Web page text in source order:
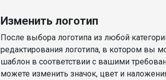
Изменить логотип
После выбора логотипа из любой
редактирования логотипа, в котором вы
шаблон в соответствии с вашими
можете изменить значок, цвет и